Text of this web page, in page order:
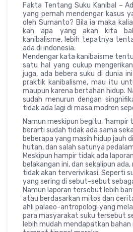
Fakta Tentang Suku Kanibal –
yang pernah mendengar kasus
oleh Sumanto? Bila ia maka
kan apa yang akan kita
kanibalisme, lebih tepatnya
ada di indonesia.
Mendengar kata kanibaisme
satu hal yang cukup
juga, ada bebera suku di dunia
praktik kanibalisme, mau itu
maupun karena bertahan hidup.
sudah menurun dengan
tidak ada lagi di masa modren
Namun meskipun begitu, ‘hampir
berarti sudah tidak ada sama
beberapa yang masih hidup jauh
hutan, dan salah satunya
Meskipun hampir tidak ada
belakangan ini, dan sekalipun
tidak akan terverivikasi. Seperti
yang sering di sebut-sebut
Namun laporan tersebut lebih
atau berdasarkan mitos dan
ahli palaeo-antropologi yang
para masyarakat suku tersebut
lebih mudah mendapatkan